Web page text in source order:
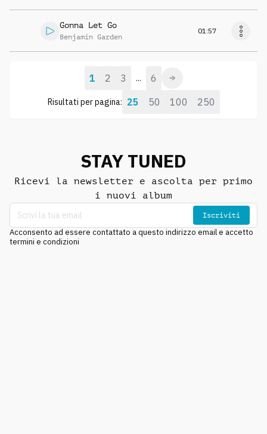
Gonna Let Go
Benjamin Garden
01:57
Risultati per pagina: 25 50 100 250
1 2 3 ... 6
STAY TUNED
Ricevi la newsletter e ascolta per primo
i nuovi album
Iscriviti
Acconsento ad essere contattato a questo indirizzo email e accetto
termini e condizioni